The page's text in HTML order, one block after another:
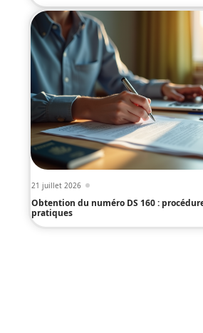
21 juillet 2026
Obtention du numéro DS 160 :
pratiques